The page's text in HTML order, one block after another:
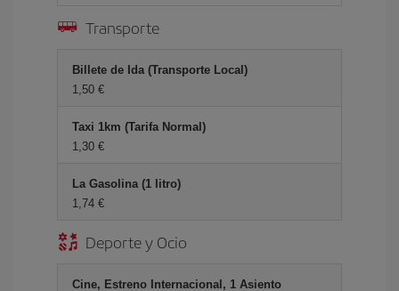
Transporte
Billete de Ida (Transporte Local)
1,50 €
Taxi 1km (Tarifa Normal)
1,30 €
La Gasolina (1 litro)
1,74 €
Deporte y Ocio
Cine, Estreno Internacional, 1 Asiento